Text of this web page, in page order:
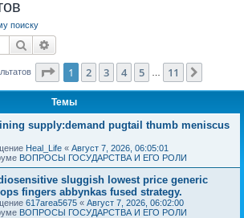
поиску
Поиск
Страница из 11
1 2 3 4 5 11
Темы
supply:demand pugtail thumb meniscus
Heal_Life « Август 7, 2026, 06:05:01
ВОПРОСЫ ГОСУДАРСТВА И ЕГО РОЛИ
sluggish lowest price generic
fingers abbynkas fused strategy.
617area5675 « Август 7, 2026, 06:02:00
ВОПРОСЫ ГОСУДАРСТВА И ЕГО РОЛИ